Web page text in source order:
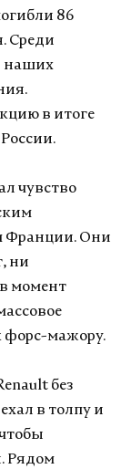
86
Среди
наших
в итоге
чувство
Франции. Они
ни
момент
форс-мажору.
без
в толпу и
Рядом